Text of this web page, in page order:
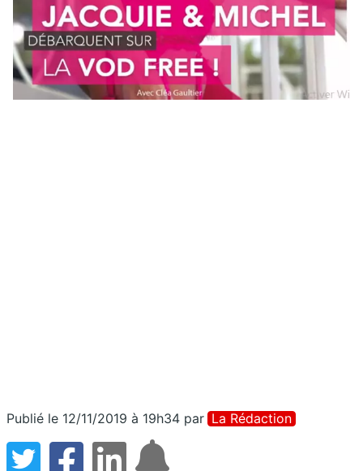
Publié le 12/11/2019 à 19h34 par La Rédaction